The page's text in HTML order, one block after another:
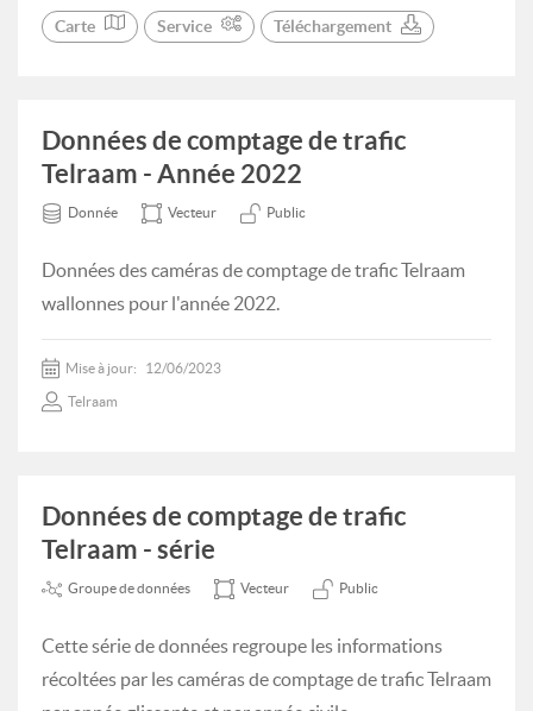
Carte Service Téléchargement
Données de comptage de trafic
Telraam - Année 2022
Donnée Vecteur Public
Données des caméras de comptage de trafic Telraam
wallonnes pour l'année 2022.
Mise à jour: 12/06/2023
Telraam
Données de comptage de trafic
Telraam - série
Groupe de données Vecteur Public
Cette série de données regroupe les informations
récoltées par les caméras de comptage de trafic Telraam